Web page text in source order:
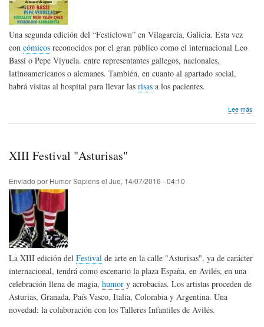
Una segunda edición del “Festiclown” en Vilagarcía, Galicia. Esta vez
con cómicos reconocidos por el gran público como el internacional Leo
Bassi o Pepe Viyuela. entre representantes gallegos, nacionales,
latinoamericanos o alemanes. También, en cuanto al apartado social,
habrá visitas al hospital para llevar las risas a los pacientes.
Lee más
XIII Festival "Asturisas"
Enviado por Humor Sapiensel Jue, 14/07/2016 - 04:10
La XIII edición del Festival de arte en la calle "Asturisas", ya de carácter
internacional, tendrá como escenario la plaza España, en Avilés, en una
celebración llena de magia, humor y acrobacias. Los artistas proceden de
Asturias, Granada, País Vasco, Italia, Colombia y Argentina. Una
novedad: la colaboración con los Talleres Infantiles de Avilés.